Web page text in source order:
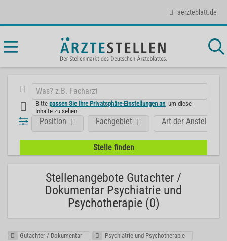
aerzteblatt.de
Bittepassen Sie Ihre Privatsphäre-Einstellungen an , um diese
Inhalte zu sehen.
Position Fachgebiet Art der Anstellung
Stellenangebote Gutachter /
Dokumentar Psychiatrie und
Psychotherapie (0)
Gutachter / Dokumentar Psychiatrie und Psychotherapie